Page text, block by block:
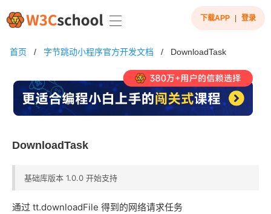
下载APP 登录
首页 / 字节跳动小程序官方开发文档 / DownloadTask
DownloadTask
基础库版本 1.0.0 开始支持
通过 tt.downloadFile 得到的网络请求任务